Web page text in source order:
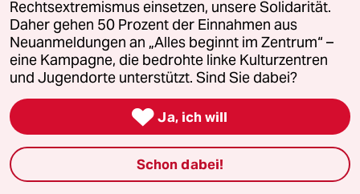
Neumann: Das wäre die große Frage: Ziehen
sich die USA danach zurück, macht Israel allein
weiter? Machen beide weiter? Offenbar hat
sich auch Trump noch nicht überlegt, was der
nächste Schritt nach dem Ende des
Atomprogramms wäre. Trump ist der
wichtigste Faktor – aber auch der
unkalkulierbarste. Er hat seine Meinung in
diesem Konflikt schon mehrfach geändert.
Trump hat vielleicht den nächsten Schritt
Rechtsextremismus einsetzen, unsere Solidarität.
Daher gehen 50 Prozent der Einnahmen aus
Neuanmeldungen an „Alles beginnt im Zentrum“ –
eine Kampagne, die bedrohte linke Kulturzentren
und Jugendorte unterstützt. Sind Sie dabei?
 Ja, ich will
Schon dabei!